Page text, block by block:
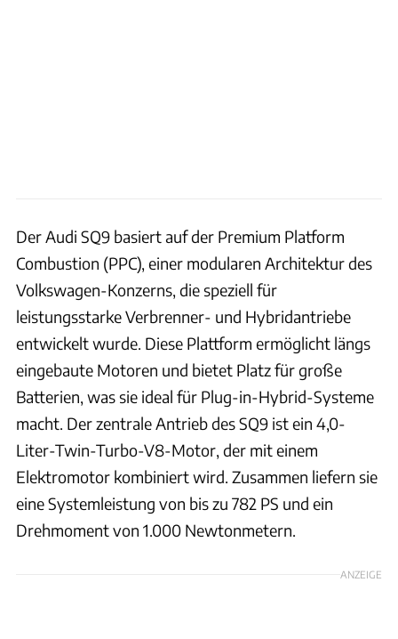
Der Audi SQ9 basiert auf der Premium Platform
Combustion (PPC), einer modularen Architektur des
Volkswagen-Konzerns, die speziell für
leistungsstarke Verbrenner- und Hybridantriebe
entwickelt wurde. Diese Plattform ermöglicht längs
eingebaute Motoren und bietet Platz für große
Batterien, was sie ideal für Plug-in-Hybrid-Systeme
macht. Der zentrale Antrieb des SQ9 ist ein 4,0-
Liter-Twin-Turbo-V8-Motor, der mit einem
Elektromotor kombiniert wird. Zusammen liefern sie
eine Systemleistung von bis zu 782 PS und ein
Drehmoment von 1.000 Newtonmetern.
ANZEIGE